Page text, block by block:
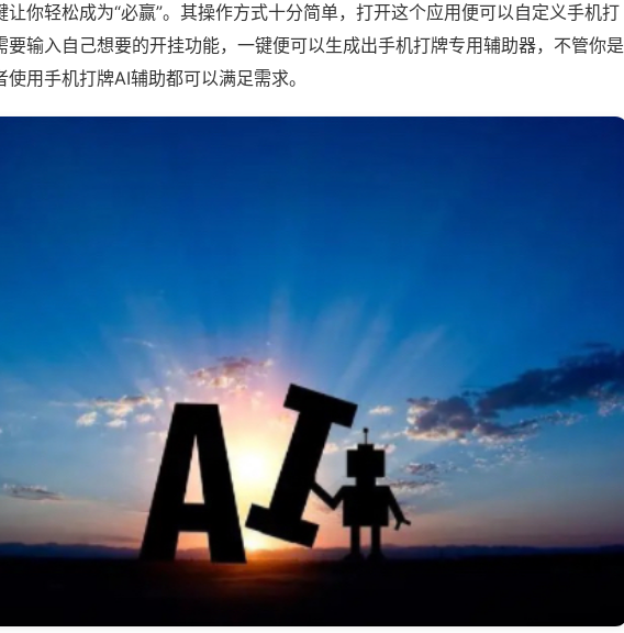
让你轻松成为“必赢”。其操作方式十分简单，打开这个应用便可以自定义手机打
要输入自己想要的开挂功能，一键便可以生成出手机打牌专用辅助器，不管你是
用手机打牌AI辅助都可以满足需求。